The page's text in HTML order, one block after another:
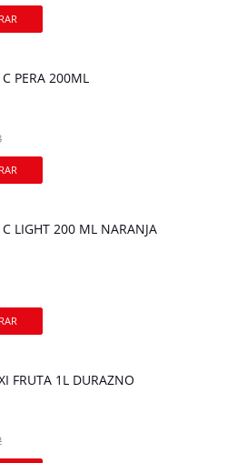
C PERA 200ML
C LIGHT 200 ML NARANJA
FRUTA 1L DURAZNO